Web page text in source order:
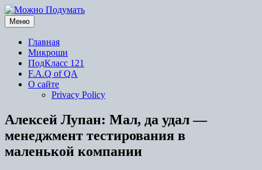
Перейти
к
содержимому
Меню
Главная
Микроши
ПодКласс 121
F.A.Q of QA
О сайте
Privacy Policy
Алексей Лупан: Мал, да удал —
менеджмент тестирования в
маленькой компании